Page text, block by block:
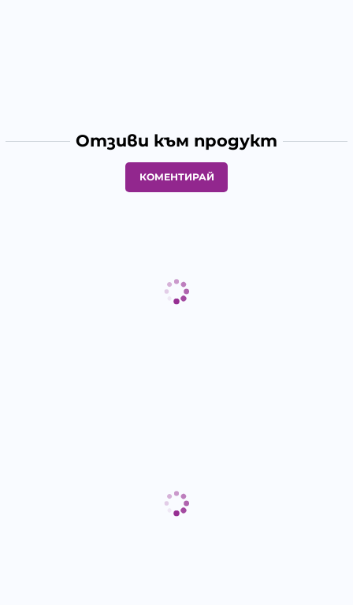
Отзиви към продукт
КОМЕНТИРАЙ